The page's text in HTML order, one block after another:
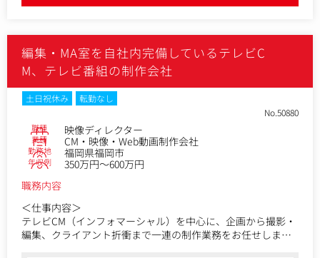
ほんわかテレヒ゛」「うさぎとかめ」「今田耕司のネタバレ
MTG」「あさパラS」他
編集・MA室を自社内完備しているテレビC
M、テレビ番組の制作会社
土日祝休み
転勤なし
No.50880
職種 映像ディレクター
業種 CM・映像・Web動画制作会社
勤務地 福岡県福岡市
年収例
350万円～600万円
職務内容
＜仕事内容＞
テレビCM（インフォマーシャル）を中心に、企画から撮影・
編集、クライアント折衝まで一連の制作業務をお任せしま